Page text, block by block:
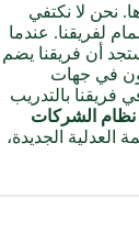
نحن لا نكتفي
لفريقنا. عندما
أن فريقنا يضم
في جهات
فريقنا بالتدريب
نظام الشركات
العدلية الجديدة،